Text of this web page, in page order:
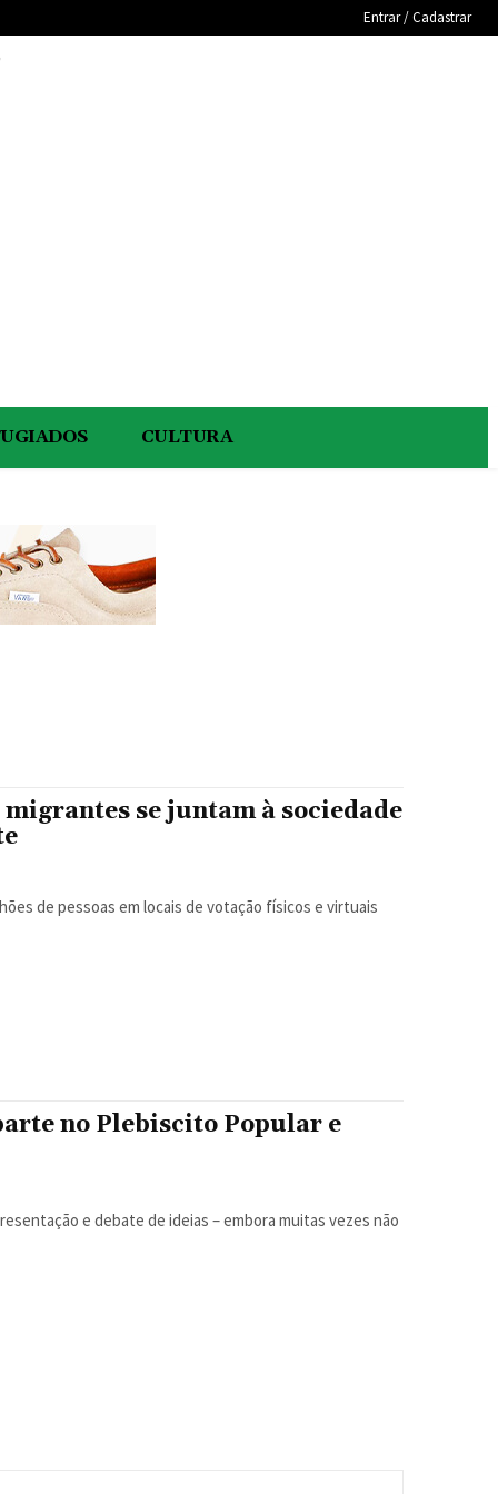
Entrar / Cadastrar
CULTURA
se juntam à sociedade
de pessoas em locais de votação físicos e virtuais
no Plebiscito Popular e
e debate de ideias – embora muitas vezes não